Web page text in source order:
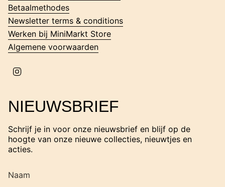
Betaalmethodes
Newsletter terms & conditions
Werken bij MiniMarkt Store
Algemene voorwaarden
g
a
m
NIEUWSBRIEF
Schrijf je in voor onze nieuwsbrief en blijf op de
hoogte van onze nieuwe collecties, nieuwtjes en
acties.